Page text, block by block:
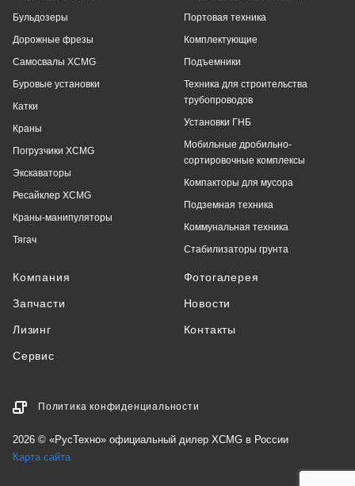
Бульдозеры
Дорожные фрезы
Самосвалы XCMG
Буровые установки
Катки
Краны
Погрузчики XCMG
Экскаваторы
Ресайклер XCMG
Краны-манипуляторы
Тягач
Портовая техника
Комплектующие
Подъемники
Техника для строительства
трубопроводов
Установки ГНБ
Мобильные дробильно-
сортировочные комплексы
Компакторы для мусора
Подземная техника
Коммунальная техника
Стабилизаторы грунта
Компания
Запчасти
Лизинг
Сервис
Фотогалерея
Новости
Контакты
Политика конфиденциальности
2026 © «РусТехно» официальный дилер XCMG в России
Карта сайта